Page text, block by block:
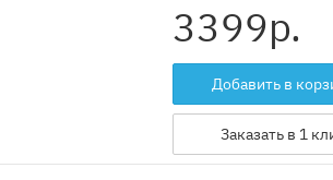
3399р.
Добавить в
Заказать в 1